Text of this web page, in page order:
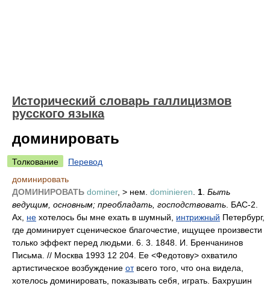
Исторический словарь галлицизмов
русского языка
доминировать
Толкование
Перевод
доминировать
ДОМИНИРОВАТЬ dominer, > нем. dominieren 1 Быть
ведущим, основным; преобладать, господствовать . БАС-2.
Ах, не хотелось бы мне ехать в шумный, интрижный Петербург,
где доминирует сценическое благочестие, ищущее произвести
только эффект перед людьми. 6. 3. 1848. И. Бренчанинов
Письма. // Москва 1993 12 204. Ее <Федотову> охватило
артистическое возбуждение отвсего того, что она видела,
хотелось доминировать, показывать себя, играть. Бахрушин